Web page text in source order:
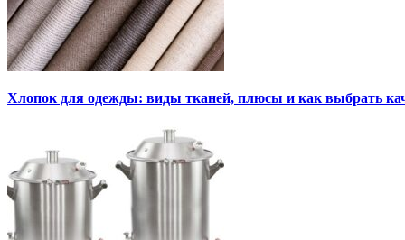
Хлопок для одежды: виды тканей, плюсы и как выбрать